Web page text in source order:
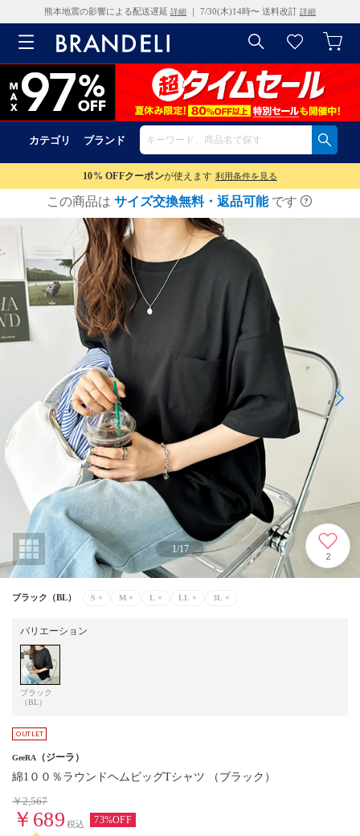
熊本地震の影響による配送遅延 詳細 ｜ 7/30(木)14時〜 送料改訂 詳細
カテゴリ ブランド
10% OFFクーポンが使えます 利用条件を見る
この商品は サイズ交換無料・返品可能 です
1/17
2
ブラック（BL） S × M × L × LL × 3L ×
バリエーション
ブラック
（BL）
GeeRA （ジーラ）
綿1００％ラウンドヘムビッグTシャツ （ブラック）
￥2,567
￥689 税込 73%OFF